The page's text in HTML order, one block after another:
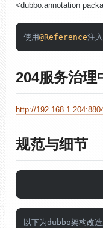
<dubbo:annotation
使用@Reference注
204服务治理
http://
规范与细节
以下为dubbo架构改